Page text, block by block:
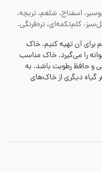
اسفناج، شلغم، تربچه،
کلم‌تکمه‌ای، تره‌فرنگی.
برای آن تهیه کنیم. خاک
را می‌گیرد. خاک مناسب
و حافظ رطوبت باشد. به
گیاه دیگری از خاک‌های